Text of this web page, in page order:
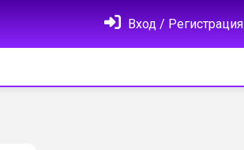
Вход / Регистрация